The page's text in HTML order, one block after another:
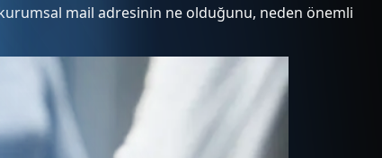
mail adresinin ne olduğunu, neden önemli